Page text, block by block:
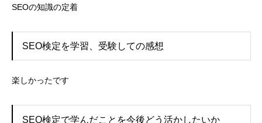
SEOの知識の定着
SEO検定を学習、受験しての感想
楽しかったです
SEO検定で学んだことを今後どう活かしたいか